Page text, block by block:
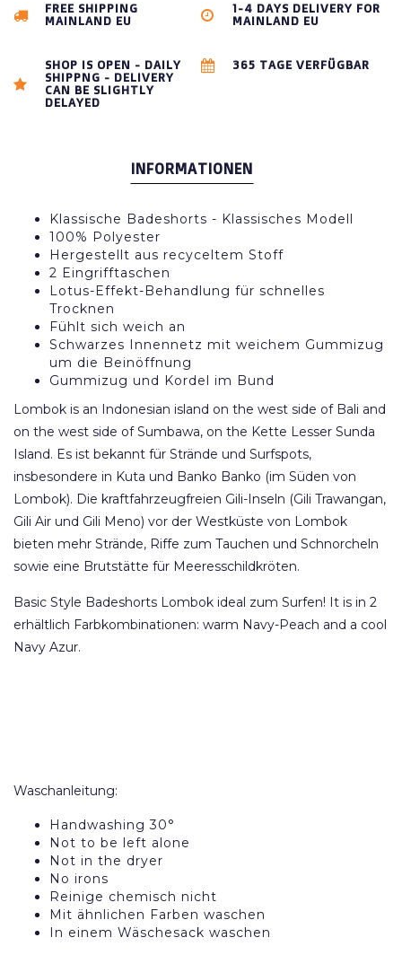
FREE SHIPPING
MAINLAND EU
1-4 DAYS DELIVERY FOR
MAINLAND EU
SHOP IS OPEN - DAILY
SHIPPNG - DELIVERY
CAN BE SLIGHTLY
DELAYED
365 TAGE VERFÜGBAR
INFORMATIONEN
Klassische Badeshorts - Klassisches Modell
100% Polyester
Hergestellt aus recyceltem Stoff
2 Eingrifftaschen
Lotus-Effekt-Behandlung für schnelles
Trocknen
Fühlt sich weich an
Schwarzes Innennetz mit weichem Gummizug
um die Beinöffnung
Gummizug und Kordel im Bund
Lombok is an Indonesian island on the west side of Bali and
on the west side of Sumbawa, on the Kette Lesser Sunda
Island. Es ist bekannt für Strände und Surfspots,
insbesondere in Kuta und Banko Banko (im Süden von
Lombok). Die kraftfahrzeugfreien Gili-Inseln (Gili Trawangan,
Gili Air und Gili Meno) vor der Westküste von Lombok
bieten mehr Strände, Riffe zum Tauchen und Schnorcheln
sowie eine Brutstätte für Meeresschildkröten.
Basic Style Badeshorts Lombok ideal zum Surfen! It is in 2
erhältlich Farbkombinationen: warm Navy-Peach and a cool
Navy Azur.
Waschanleitung:
Handwashing 30°
Not to be left alone
Not in the dryer
No irons
Reinige chemisch nicht
Mit ähnlichen Farben waschen
In einem Wäschesack waschen